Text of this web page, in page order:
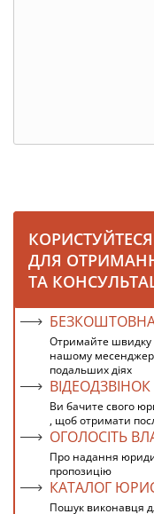
ДЛЯ
ТА
Отримайте швидку
нашому
подальших діях
Ви бачите свого
, щоб отримати
ОГОЛОСІТЬ
Про надання
пропозицію
КАТАЛОГ
Пошук виконавця